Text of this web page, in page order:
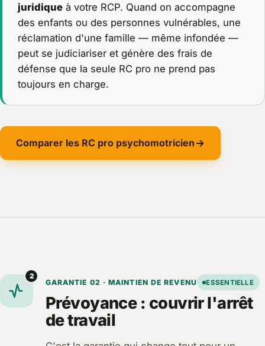
juridiqueà votre RCP. Quand on accompagne
des enfants ou des personnes vulnérables, une
réclamation d'une famille — même infondée —
peut se judiciariser et génère des frais de
défense que la seule RC pro ne prend pas
toujours en charge.
Comparer les RC pro psychomotricien
2
GARANTIE 02 · MAINTIEN DE REVENU ESSENTIELLE
Prévoyance : couvrir l'arrêt
de travail